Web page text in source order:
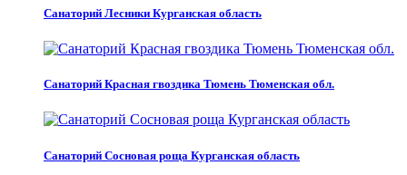
Санаторий Лесники Курганская область
Санаторий Красная гвоздика Тюмень Тюменская обл.
Санаторий Сосновая роща Курганская область